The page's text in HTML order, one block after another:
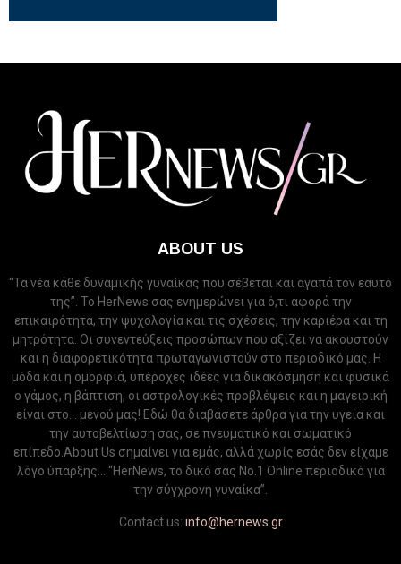
ABOUT US
“Τα νέα κάθε δυναμικής γυναίκας που σέβεται και αγαπά τον εαυτό
της”. Το HerNews σας ενημερώνει για ό,τι αφορά την
επικαιρότητα, την ψυχολογία και τις σχέσεις, την καριέρα και τη
μητρότητα. Οι συνεντεύξεις προσώπων που αξίζει να ακουστούν
και η διαφορετικότητα πρωταγωνιστούν στο περιοδικό μας. Η
μόδα και η ομορφιά, υπέροχες ιδέες για δικακόσμηση και φυσικά
ο γάμος, η βάπτιση, οι αστρολογικές προβλέψεις και η μαγειρική
είναι στο... μενού μας! Εδώ θα διαβάσετε άρθρα για την υγεία και
την αυτοβελτίωση σας, σε πνευματικό και σωματικό
επίπεδο.About Us σημαίνει για εμάς, αλλά χωρίς εσάς δεν είχαμε
λόγο ύπαρξης... “HerNews, το δικό σας Νo.1 Online περιοδικό για
την σύγχρονη γυναίκα”.
Contact us: info@hernews.gr